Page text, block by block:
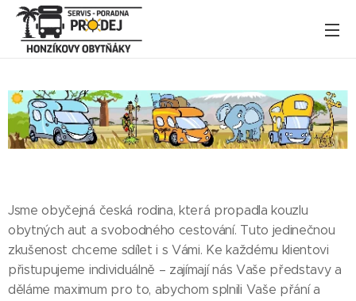
Jsme obyčejná česká rodina, která propadla kouzlu
obytných aut a svobodného cestování. Tuto jedinečnou
zkušenost chceme sdílet i s Vámi. Ke každému klientovi
přistupujeme individuálně – zajímají nás Vaše představy a
děláme maximum pro to, abychom splnili Vaše přání a